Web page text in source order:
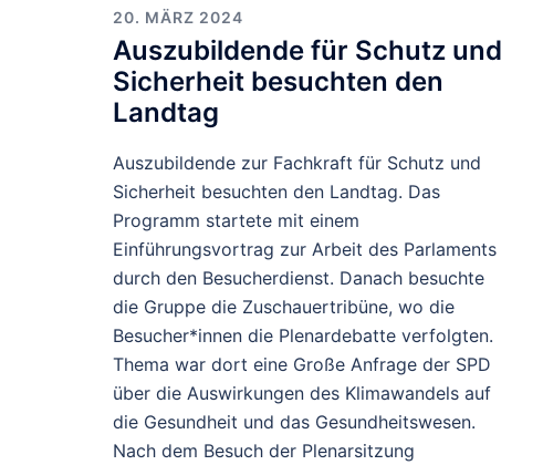
20. MÄRZ 2024
Auszubildende für Schutz und
Sicherheit besuchten den
Landtag
Auszubildende zur Fachkraft für Schutz und
Sicherheit besuchten den Landtag. Das
Programm startete mit einem
Einführungsvortrag zur Arbeit des Parlaments
durch den Besucherdienst. Danach besuchte
die Gruppe die Zuschauertribüne, wo die
Besucher*innen die Plenardebatte verfolgten.
Thema war dort eine Große Anfrage der SPD
über die Auswirkungen des Klimawandels auf
die Gesundheit und das Gesundheitswesen.
Nach dem Besuch der Plenarsitzung